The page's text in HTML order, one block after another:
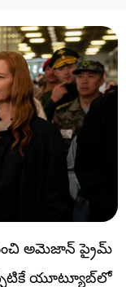
అమెజాన్ ప్రైమ్
యూట్యూబ్‌లో